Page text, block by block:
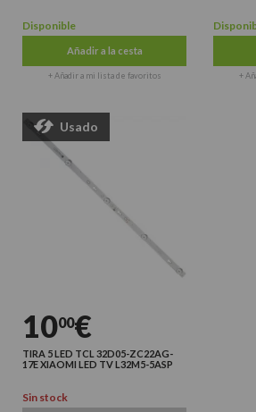
Disponible
Añadir a la cesta
+ Añadir a mi lista de favoritos +
Usado
1000€
TIRA 5 LED TCL 32D05-ZC22AG-
17E XIAOMI LED TV L32M5-5ASP
Sin stock